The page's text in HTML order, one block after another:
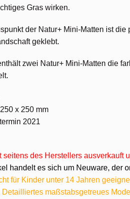
Gras wirken.
der Natur+ Mini-Matten ist
geklebt.
zwei Natur+ Mini-Matten die
x 250 mm
2021
seitens des Herstellers ausverkauft
handelt es sich um Neuware, der
für Kinder unter 14 Jahren
Detailliertes maßstabsgetreues